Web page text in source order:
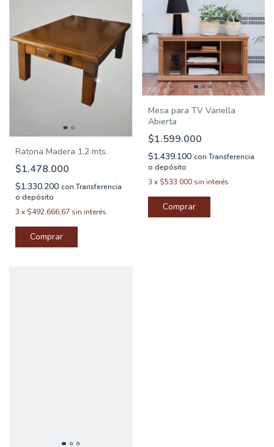
Ratona Madera 1,2 mts.
$1.478.000
$1.330.200 con Transferencia
o depósito
3 x $492.666,67 sin interés
Mesa para TV Vanella
Abierta
$1.599.000
$1.439.100 con Transferencia
o depósito
3 x $533.000 sin interés